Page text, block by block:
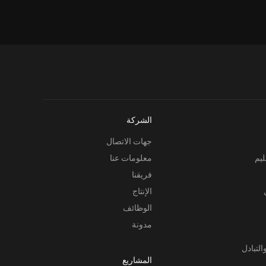
الشركة
جهات الاتصال
معلومات عنا
فريقنا
الإنتاج
الوظائف
مدونة
المشاريع